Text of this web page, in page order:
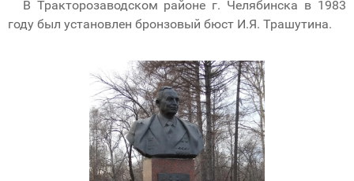
В Тракторозаводском районе г. Челябинска в 1983
году был установлен бронзовый бюст И.Я. Трашутина.